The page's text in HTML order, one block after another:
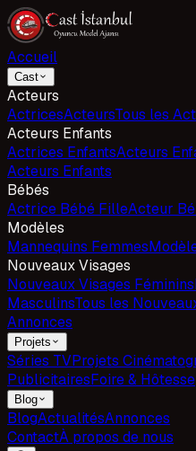
Accueil
Cast
Acteurs
ActricesActeursTous les
Acteurs Enfants
Actrices EnfantsActeurs
Acteurs Enfants
Bébés
Actrice Bébé FilleActeur
Modèles
Mannequins Femmes
Nouveaux Visages
Nouveaux Visages Féminins
MasculinsTous les
Annonces
Projets
Séries TVProjets
PublicitairesFoire & Hôtesse
Blog
BlogActualitésAnnonces
ContactÀ propos de nous